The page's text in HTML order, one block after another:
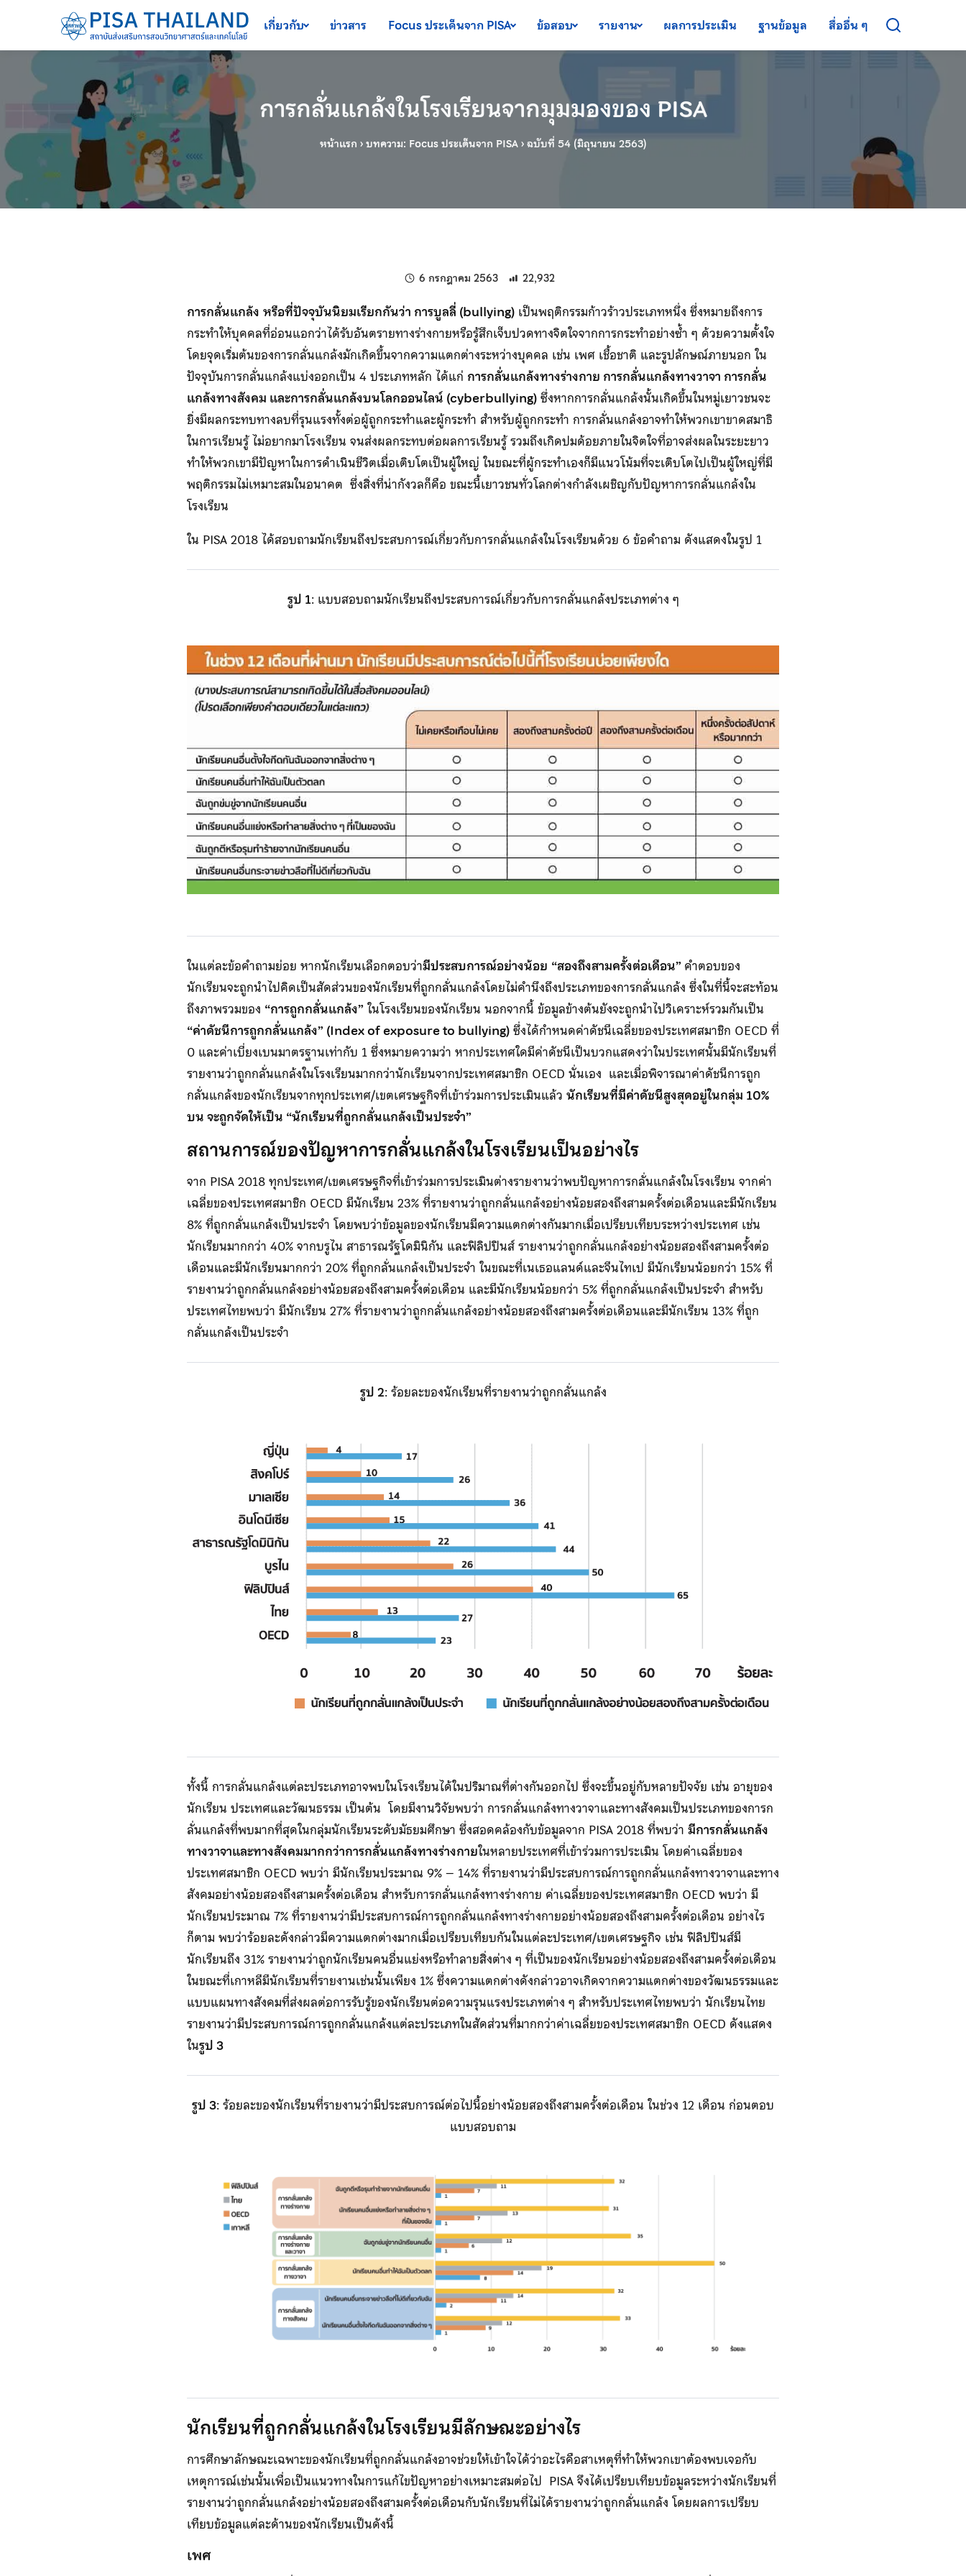
ข้ามไปยังเนื้อหาหลัก
เกี่ยวกับ
ข่าวสาร Focus ประเด็นจาก PISA ข้อสอบ รายงาน ผลการประเมิน ฐานข้อมูล สื่ออื่น ๆ
การกลั่นแกล้งในโรงเรียนจากมุมมองของ PISA
หน้าแรก ›บทความ: Focus ประเด็นจาก PISA›ฉบับที่ 54 (มิถุนายน 2563)
6 กรกฎาคม 2563 แก้ไขล่าสุดเมื่อ:
22,932
การกลั่นแกล้ง หรือที่ปัจจุบันนิยมเรียกกันว่า การบูลลี่ (bullying) เป็นพฤติกรรมก้าวร้าวประเภทหนึ่ง ซึ่งหมายถึงการ
กระทำให้บุคคลที่อ่อนแอกว่าได้รับอันตรายทางร่างกายหรือรู้สึกเจ็บปวดทางจิตใจจากการกระทำอย่างซ้ำ ๆ ด้วยความตั้งใจ
โดยจุดเริ่มต้นของการกลั่นแกล้งมักเกิดขึ้นจากความแตกต่างระหว่างบุคคล เช่น เพศ เชื้อชาติ และรูปลักษณ์ภายนอก ใน
ปัจจุบันการกลั่นแกล้งแบ่งออกเป็น 4 ประเภทหลัก ได้แก่ การกลั่นแกล้งทางร่างกาย การกลั่นแกล้งทางวาจา การกลั่น
แกล้งทางสังคม และการกลั่นแกล้งบนโลกออนไลน์ (cyberbullying)ซึ่งหากการกลั่นแกล้งนั้นเกิดขึ้นในหมู่เยาวชนจะ
ยิ่งมีผลกระทบทางลบที่รุนแรงทั้งต่อผู้ถูกกระทำและผู้กระทำ สำหรับผู้ถูกกระทำ การกลั่นแกล้งอาจทำให้พวกเขาขาดสมาธิ
ในการเรียนรู้ ไม่อยากมาโรงเรียน จนส่งผลกระทบต่อผลการเรียนรู้ รวมถึงเกิดปมด้อยภายในจิตใจที่อาจส่งผลในระยะยาว
ทำให้พวกเขามีปัญหาในการดำเนินชีวิตเมื่อเติบโตเป็นผู้ใหญ่ ในขณะที่ผู้กระทำเองก็มีแนวโน้มที่จะเติบโตไปเป็นผู้ใหญ่ที่มี
พฤติกรรมไม่เหมาะสมในอนาคต ซึ่งสิ่งที่น่ากังวลก็คือ ขณะนี้เยาวชนทั่วโลกต่างกำลังเผชิญกับปัญหาการกลั่นแกล้งใน
โรงเรียน
ใน PISA 2018 ได้สอบถามนักเรียนถึงประสบการณ์เกี่ยวกับการกลั่นแกล้งในโรงเรียนด้วย 6 ข้อคำถาม ดังแสดงในรูป 1
รูป 1: แบบสอบถามนักเรียนถึงประสบการณ์เกี่ยวกับการกลั่นแกล้งประเภทต่าง ๆ
ในแต่ละข้อคำถามย่อย หากนักเรียนเลือกตอบว่ามีประสบการณ์อย่างน้อย “สองถึงสามครั้งต่อเดือน”คำตอบของ
นักเรียนจะถูกนำไปคิดเป็นสัดส่วนของนักเรียนที่ถูกกลั่นแกล้งโดยไม่คำนึงถึงประเภทของการกลั่นแกล้ง ซึ่งในที่นี้จะสะท้อน
ถึงภาพรวมของ “การถูกกลั่นแกล้ง”ในโรงเรียนของนักเรียน นอกจากนี้ ข้อมูลข้างต้นยังจะถูกนำไปวิเคราะห์รวมกันเป็น
“ค่าดัชนีการถูกกลั่นแกล้ง” (Index of exposure to bullying)ซึ่งได้กำหนดค่าดัชนีเฉลี่ยของประเทศสมาชิก OECD ที่
0 และค่าเบี่ยงเบนมาตรฐานเท่ากับ 1 ซึ่งหมายความว่า หากประเทศใดมีค่าดัชนีเป็นบวกแสดงว่าในประเทศนั้นมีนักเรียนที่
รายงานว่าถูกกลั่นแกล้งในโรงเรียนมากกว่านักเรียนจากประเทศสมาชิก OECD นั่นเอง และเมื่อพิจารณาค่าดัชนีการถูก
กลั่นแกล้งของนักเรียนจากทุกประเทศ/เขตเศรษฐกิจที่เข้าร่วมการประเมินแล้ว นักเรียนที่มีค่าดัชนีสูงสุดอยู่ในกลุ่ม 10%
บน จะถูกจัดให้เป็น “นักเรียนที่ถูกกลั่นแกล้งเป็นประจำ”
สถานการณ์ของปัญหาการกลั่นแกล้งในโรงเรียนเป็นอย่างไร
จาก PISA 2018 ทุกประเทศ/เขตเศรษฐกิจที่เข้าร่วมการประเมินต่างรายงานว่าพบปัญหาการกลั่นแกล้งในโรงเรียน จากค่า
เฉลี่ยของประเทศสมาชิก OECD มีนักเรียน 23% ที่รายงานว่าถูกกลั่นแกล้งอย่างน้อยสองถึงสามครั้งต่อเดือนและมีนักเรียน
8% ที่ถูกกลั่นแกล้งเป็นประจำ โดยพบว่าข้อมูลของนักเรียนมีความแตกต่างกันมากเมื่อเปรียบเทียบระหว่างประเทศ เช่น
นักเรียนมากกว่า 40% จากบรูไน สาธารณรัฐโดมินิกัน และฟิลิปปินส์ รายงานว่าถูกกลั่นแกล้งอย่างน้อยสองถึงสามครั้งต่อ
เดือนและมีนักเรียนมากกว่า 20% ที่ถูกกลั่นแกล้งเป็นประจำ ในขณะที่เนเธอแลนด์และจีนไทเป มีนักเรียนน้อยกว่า 15% ที่
รายงานว่าถูกกลั่นแกล้งอย่างน้อยสองถึงสามครั้งต่อเดือน และมีนักเรียนน้อยกว่า 5% ที่ถูกกลั่นแกล้งเป็นประจำ สำหรับ
ประเทศไทยพบว่า มีนักเรียน 27% ที่รายงานว่าถูกกลั่นแกล้งอย่างน้อยสองถึงสามครั้งต่อเดือนและมีนักเรียน 13% ที่ถูก
กลั่นแกล้งเป็นประจำ
รูป 2: ร้อยละของนักเรียนที่รายงานว่าถูกกลั่นแกล้ง
ทั้งนี้ การกลั่นแกล้งแต่ละประเภทอาจพบในโรงเรียนได้ในปริมาณที่ต่างกันออกไป ซึ่งจะขึ้นอยู่กับหลายปัจจัย เช่น อายุของ
นักเรียน ประเทศและวัฒนธรรม เป็นต้น โดยมีงานวิจัยพบว่า การกลั่นแกล้งทางวาจาและทางสังคมเป็นประเภทของการก
ลั่นแกล้งที่พบมากที่สุดในกลุ่มนักเรียนระดับมัธยมศึกษา ซึ่งสอดคล้องกับข้อมูลจาก PISA 2018 ที่พบว่า มีการกลั่นแกล้ง
ทางวาจาและทางสังคมมากกว่าการกลั่นแกล้งทางร่างกายในหลายประเทศที่เข้าร่วมการประเมิน โดยค่าเฉลี่ยของ
ประเทศสมาชิก OECD พบว่า มีนักเรียนประมาณ 9% – 14% ที่รายงานว่ามีประสบการณ์การถูกกลั่นแกล้งทางวาจาและทาง
สังคมอย่างน้อยสองถึงสามครั้งต่อเดือน สำหรับการกลั่นแกล้งทางร่างกาย ค่าเฉลี่ยของประเทศสมาชิก OECD พบว่า มี
นักเรียนประมาณ 7% ที่รายงานว่ามีประสบการณ์การถูกกลั่นแกล้งทางร่างกายอย่างน้อยสองถึงสามครั้งต่อเดือน อย่างไร
ก็ตาม พบว่าร้อยละดังกล่าวมีความแตกต่างมากเมื่อเปรียบเทียบกันในแต่ละประเทศ/เขตเศรษฐกิจ เช่น ฟิลิปปินส์มี
นักเรียนถึง 31% รายงานว่าถูกนักเรียนคนอื่นแย่งหรือทำลายสิ่งต่าง ๆ ที่เป็นของนักเรียนอย่างน้อยสองถึงสามครั้งต่อเดือน
ในขณะที่เกาหลีมีนักเรียนที่รายงานเช่นนั้นเพียง 1% ซึ่งความแตกต่างดังกล่าวอาจเกิดจากความแตกต่างของวัฒนธรรมและ
แบบแผนทางสังคมที่ส่งผลต่อการรับรู้ของนักเรียนต่อความรุนแรงประเภทต่าง ๆ สำหรับประเทศไทยพบว่า นักเรียนไทย
รายงานว่ามีประสบการณ์การถูกกลั่นแกล้งแต่ละประเภทในสัดส่วนที่มากกว่าค่าเฉลี่ยของประเทศสมาชิก OECD ดังแสดง
ในรูป 3
รูป 3: ร้อยละของนักเรียนที่รายงานว่ามีประสบการณ์ต่อไปนี้อย่างน้อยสองถึงสามครั้งต่อเดือน ในช่วง 12 เดือน ก่อนตอบ
แบบสอบถาม
นักเรียนที่ถูกกลั่นแกล้งในโรงเรียนมีลักษณะอย่างไร
การศึกษาลักษณะเฉพาะของนักเรียนที่ถูกกลั่นแกล้งอาจช่วยให้เข้าใจได้ว่าอะไรคือสาเหตุที่ทำให้พวกเขาต้องพบเจอกับ
เหตุการณ์เช่นนั้นเพื่อเป็นแนวทางในการแก้ไขปัญหาอย่างเหมาะสมต่อไป PISA จึงได้เปรียบเทียบข้อมูลระหว่างนักเรียนที่
รายงานว่าถูกกลั่นแกล้งอย่างน้อยสองถึงสามครั้งต่อเดือนกับนักเรียนที่ไม่ได้รายงานว่าถูกกลั่นแกล้ง โดยผลการเปรียบ
เทียบข้อมูลแต่ละด้านของนักเรียนเป็นดังนี้
เพศ